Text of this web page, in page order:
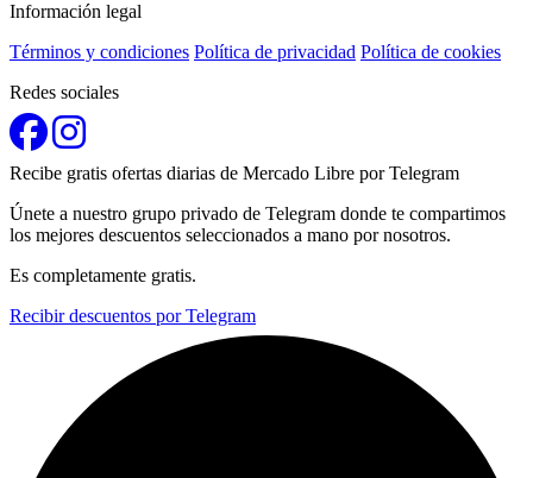
Información legal
Términos y condiciones Política de privacidad Política de cookies
Redes sociales
Recibe gratis ofertas diarias de Mercado Libre por Telegram
Únete a nuestro grupo privado de Telegram donde te compartimos
los mejores descuentos seleccionados a mano por nosotros.
Es completamente gratis.
Recibir descuentos por Telegram